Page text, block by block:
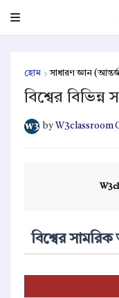
হোম সাধারণ জ্ঞান
বিশ্বের
by W3classroom
বিশ্বের